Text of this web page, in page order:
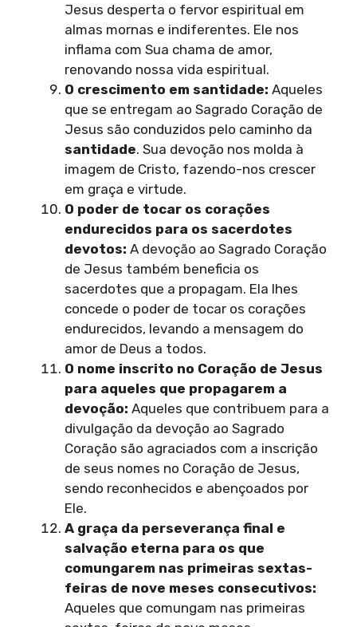
Jesus desperta o fervor espiritual em
almas mornas e indiferentes. Ele nos
inflama com Sua chama de amor,
renovando nossa vida espiritual.
O crescimento em santidade: Aqueles
que se entregam ao Sagrado Coração de
Jesus são conduzidos pelo caminho da
santidade. Sua devoção nos molda à
imagem de Cristo, fazendo-nos crescer
em graça e virtude.
O poder de tocar os corações
endurecidos para os sacerdotes
devotos: A devoção ao Sagrado Coração
de Jesus também beneficia os
sacerdotes que a propagam. Ela lhes
concede o poder de tocar os corações
endurecidos, levando a mensagem do
amor de Deus a todos.
O nome inscrito no Coração de Jesus
para aqueles que propagarem a
devoção: Aqueles que contribuem para a
divulgação da devoção ao Sagrado
Coração são agraciados com a inscrição
de seus nomes no Coração de Jesus,
sendo reconhecidos e abençoados por
Ele.
A graça da perseverança final e
salvação eterna para os que
comungarem nas primeiras sextas-
feiras de nove meses consecutivos:
Aqueles que comungam nas primeiras